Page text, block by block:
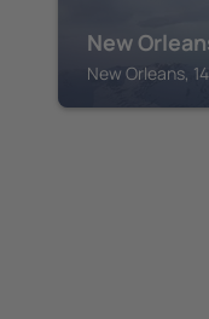
New
New Orleans,